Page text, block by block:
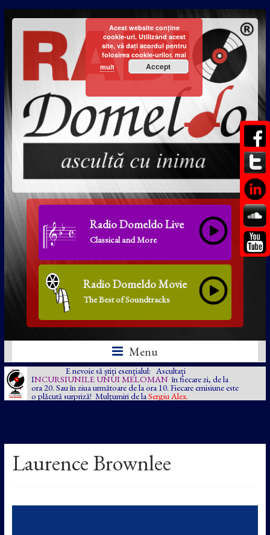
Radio Domeldo Live
Classical and More
Radio Domeldo Movie
The Best of Soundtracks
Menu
E nevoie să știți esențialul: Ascultați
INCURSIUNILE UNUI MELOMAN în fiecare zi, de la
ora 20. Sau în ziua următoare de la ora 10. Fiecare emisiune este
o plăcută surpriză! Mulțumiri de la Sergiu Alex.
Laurence Brownlee
Acest website conține
cookie-uri. Utilizând acest
site, vă dați acordul pentru
folosirea cookie-urilor. mai
mult
Accept